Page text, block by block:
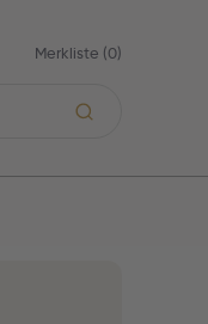
Merkliste (0)